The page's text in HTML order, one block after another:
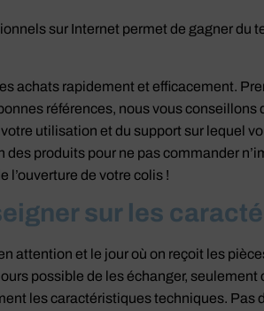
sur Internet permet de gagner du
achats rapidement et efficacement.
références, nous vous conseillons
utilisation et du support sur lequel
produits pour ne pas commander
l’ouverture de votre colis !
sur les
attention et le jour où on reçoit les
possible de les échanger, seulement
les caractéristiques techniques. Pas